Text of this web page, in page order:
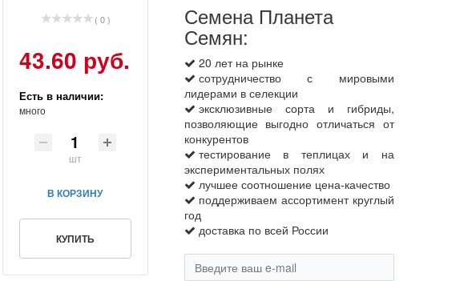
( 0 )
43.60 руб.
Есть в наличии:
много
шт
В КОРЗИНУ
КУПИТЬ
Семена Планета
Семян:
20 лет на рынке
сотрудничество с мировыми
лидерами в селекции
эксклюзивные сорта и гибриды,
позволяющие выгодно отличаться от
конкурентов
тестирование в теплицах и на
экспериментальных полях
лучшее соотношение цена-качество
поддерживаем ассортимент круглый
год
доставка по всей России